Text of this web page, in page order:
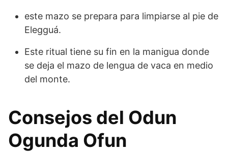
este mazo se prepara para limpiarse al pie de
Elegguá.
Este ritual tiene su fin en la manigua donde
se deja el mazo de lengua de vaca en medio
del monte.
Consejos del Odun
Ogunda Ofun